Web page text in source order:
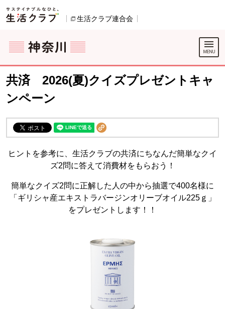
ページの先頭です。
生活クラブ連合会
ここからサイト内共通メニューです。
サイト内共通メニューをスキップする
サイト内共通メニューここまで。
共済 2026(夏)クイズプレゼントキャ
ンペーン
ヒントを参考に、生活クラブの共済にちなんだ簡単なクイ
ズ2問に答えて消費材をもらおう！
簡単なクイズ2問に正解した人の中から抽選で400名様に
「ギリシャ産エキストラバージンオリーブオイル225ｇ」
をプレゼントします！！